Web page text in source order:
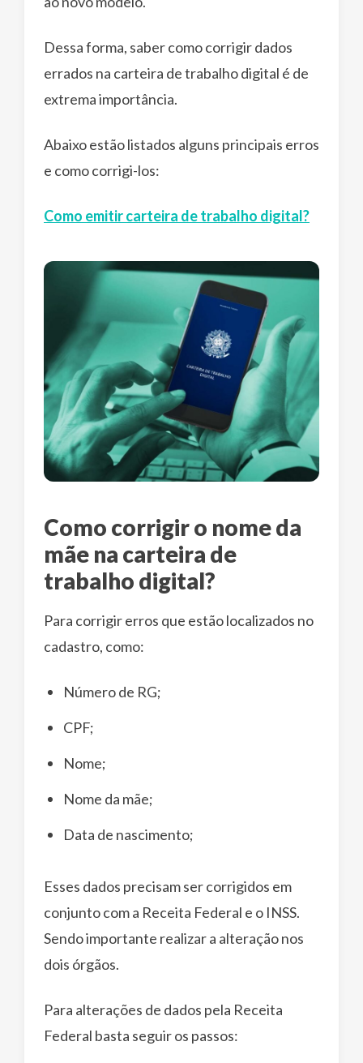
Dessa forma, saber como corrigir dados
errados na carteira de trabalho digital é de
extrema importância.
Abaixo estão listados alguns principais erros
e como corrigi-los:
Como emitir carteira de trabalho digital?
Como corrigir o nome da
mãe na carteira de
trabalho digital?
Para corrigir erros que estão localizados no
cadastro, como:
Número de RG;
CPF;
Nome;
Nome da mãe;
Data de nascimento;
Esses dados precisam ser corrigidos em
conjunto com a Receita Federal e o INSS.
Sendo importante realizar a alteração nos
dois órgãos.
Para alterações de dados pela Receita
Federal basta seguir os passos: